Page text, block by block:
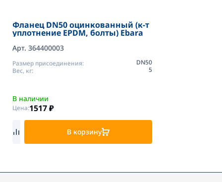
Фланец DN50 оцинкованный (к-т
уплотнение EPDM, болты) Ebara
Арт. 364400003
Размер присоединения:
DN50
Вес, кг:
5
В наличии
Цена:1517₽
В корзину